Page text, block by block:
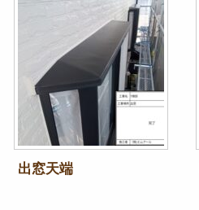
出窓天端